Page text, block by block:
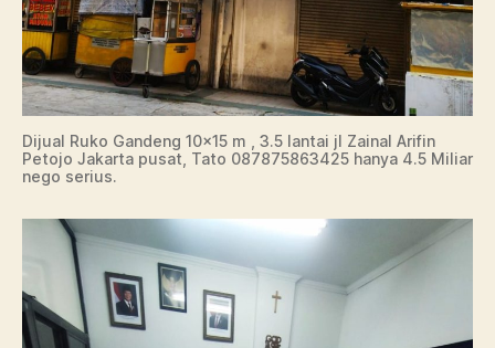
Dijual Ruko Gandeng 10×15 m , 3.5 lantai jl Zainal Arifin
Petojo Jakarta pusat, Tato 087875863425 hanya 4.5 Miliar
nego serius.